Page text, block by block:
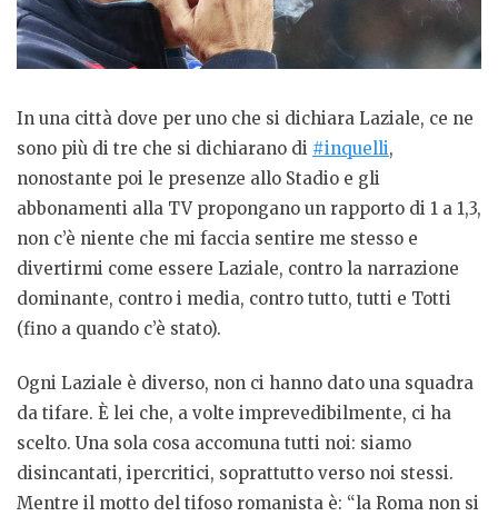
In una città dove per uno che si dichiara Laziale, ce ne
sono più di tre che si dichiarano di #inquelli,
nonostante poi le presenze allo Stadio e gli
abbonamenti alla TV propongano un rapporto di 1 a 1,3,
non c’è niente che mi faccia sentire me stesso e
divertirmi come essere Laziale, contro la narrazione
dominante, contro i media, contro tutto, tutti e Totti
(fino a quando c’è stato).
Ogni Laziale è diverso, non ci hanno dato una squadra
da tifare. È lei che, a volte imprevedibilmente, ci ha
scelto. Una sola cosa accomuna tutti noi: siamo
disincantati, ipercritici, soprattutto verso noi stessi.
Mentre il motto del tifoso romanista è: “la Roma non si